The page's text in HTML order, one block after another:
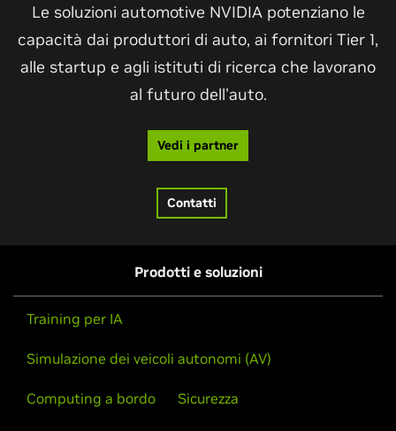
Le soluzioni automotive NVIDIA potenziano le
capacità dai produttori di auto, ai fornitori Tier 1,
alle startup e agli istituti di ricerca che lavorano
al futuro dell'auto.
Vedi i partner
Contatti
Prodotti e soluzioni
Training per IA
Simulazione dei veicoli autonomi (AV)
Computing a bordo Sicurezza